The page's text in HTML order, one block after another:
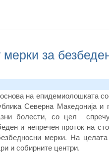
за
на епидемиолошката
Северна Македонија и
болести, со цел
и непречен проток на
мерки. На целата
и собирните центри.